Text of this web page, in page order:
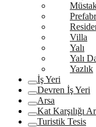
Villa
Yalı
Yalı
Yazlık
İş Yeri
Devren İş Yeri
Arsa
Kat Karşılığı
Turistik Tesis